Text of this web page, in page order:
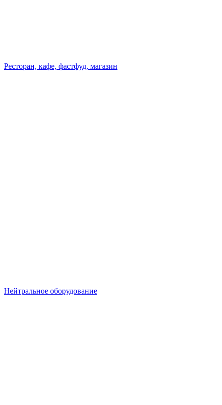
Ресторан, кафе, фастфуд, магазин
Нейтральное оборудование